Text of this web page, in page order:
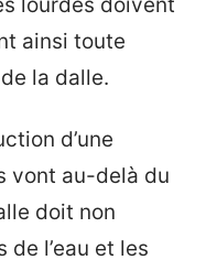
ainsi toute
la dalle.
d’une
vont au-delà du
doit non
l’eau et les